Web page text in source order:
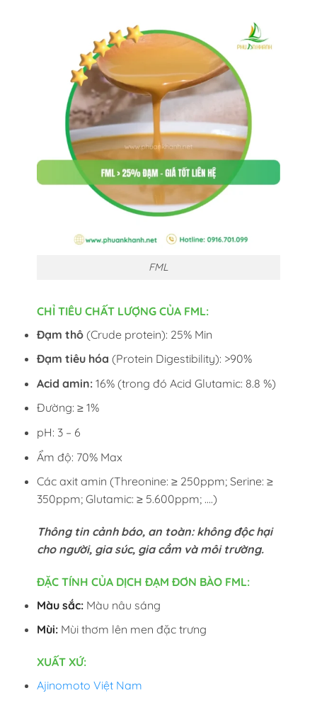
FML
CHỈ TIÊU CHẤT LƯỢNG CỦA FML:
Đạm thô(Crude protein): 25% Min
Đạm tiêu hóa (Protein Digestibility): >90%
Acid amin:16% (trong đó Acid Glutamic: 8.8 %)
Đường: ≥ 1%
pH: 3 – 6
Ẩm độ: 70% Max
Các axit amin (Threonine: ≥ 250ppm; Serine: ≥
350ppm; Glutamic: ≥ 5.600ppm; ….)
Thông tin cảnh báo, an toàn: không độc hại
cho người, gia súc, gia cầm và môi trường.
ĐẶC TÍNH CỦA DỊCH ĐẠM ĐƠN BÀO FML:
Màu sắc:Màu nâu sáng
Mùi:Mùi thơm lên men đặc trưng
XUẤT XỨ:
Ajinomoto Việt Nam